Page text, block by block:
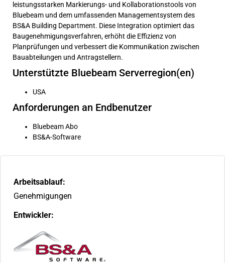
Arbeitsablauf:
Genehmigungen
Entwickler:
leistungsstarken Markierungs- und Kollaborationstools von
Bluebeam und dem umfassenden Managementsystem des
BS&A Building Department. Diese Integration optimiert das
Baugenehmigungsverfahren, erhöht die Effizienz von
Planprüfungen und verbessert die Kommunikation zwischen
Bauabteilungen und Antragstellern.
Unterstützte Bluebeam Serverregion(en)
USA
Anforderungen an Endbenutzer
Bluebeam Abo
BS&A-Software